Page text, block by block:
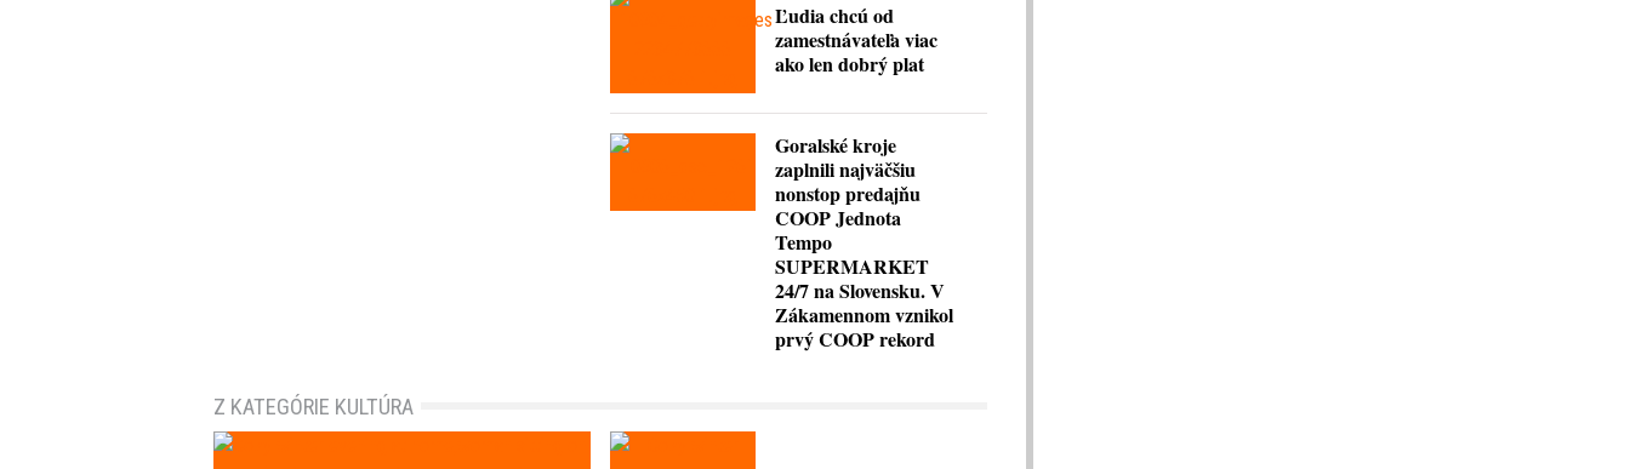
Ľudia chcú od
zamestnávateľa viac
ako len dobrý plat
Goralské kroje
zaplnili najväčšiu
nonstop predajňu
COOP Jednota
Tempo
SUPERMARKET
24/7 na Slovensku. V
Zákamennom vznikol
prvý COOP rekord
Z KATEGÓRIE KULTÚRA